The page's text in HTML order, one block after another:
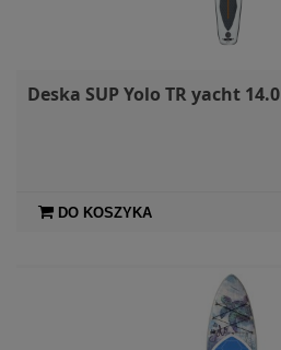
Deska SUP Yolo TR yacht 14.0
DO KOSZYKA